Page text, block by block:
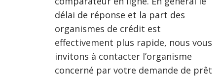
délai de réponse et la part des
organismes de crédit est
effectivement plus rapide, nous vous
invitons à contacter l’organisme
concerné par votre demande de prêt